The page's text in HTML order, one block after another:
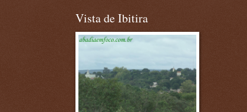
Vista de Ibitira